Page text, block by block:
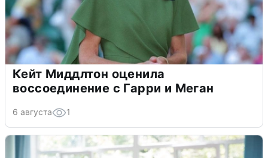
Кейт Миддлтон оценила
воссоединение с Гарри и Меган
6 августа 1